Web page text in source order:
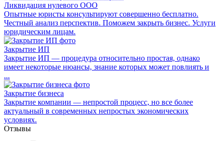
Ликвидация нулевого ООО
Опытные юристы консультируют совершенно бесплатно.
Честный анализ перспектив. Поможем закрыть бизнес. Услуги
юридическим лицам.
Закрытие ИП
Закрытие ИП — процедура относительно простая, однако
имеет некоторые нюансы, знание которых может повлиять и
...
Закрытие бизнеса
Закрытие компании — непростой процесс, но все более
актуальный в современных непростых экономических
условиях.
Отзывы